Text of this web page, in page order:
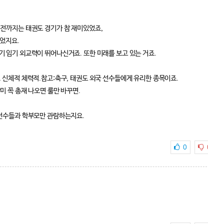
까지는 태권도 경기가 참 재미있었죠,
지요.
임기 외교력이 뛰어나신거죠. 또한 미래를 보고 있는 거죠.
체적 체력적.참고:축구, 태권도 외국 선수들에게 유리한 종목이죠.
쪽 총재 나오면 룰만 바꾸면.
들과 학부모만 관람하는지요.
0